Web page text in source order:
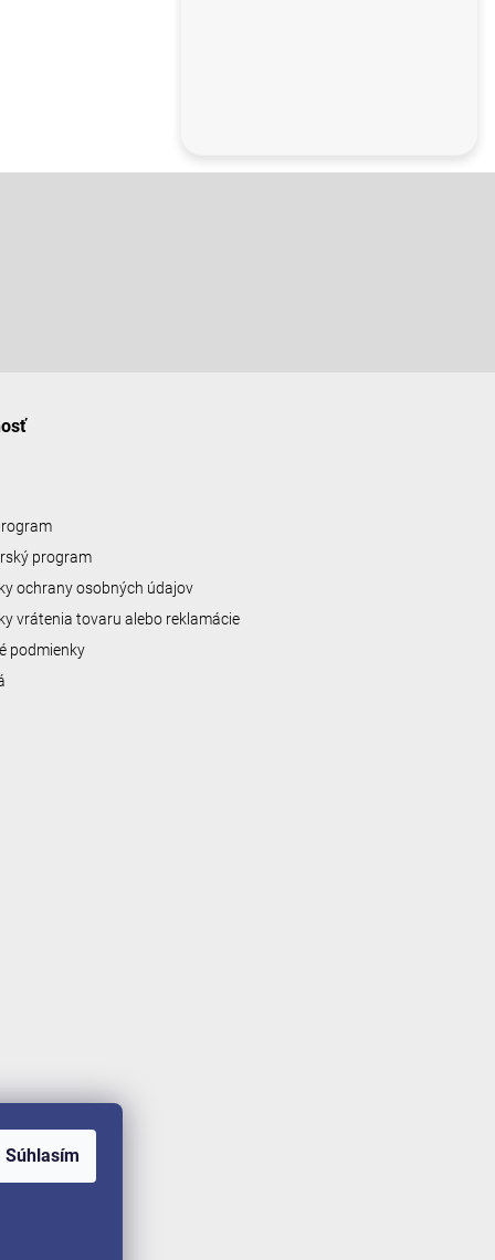
Súhlasím
program
ochrany osobných údajov
vrátenia tovaru alebo reklamácie
podmienky